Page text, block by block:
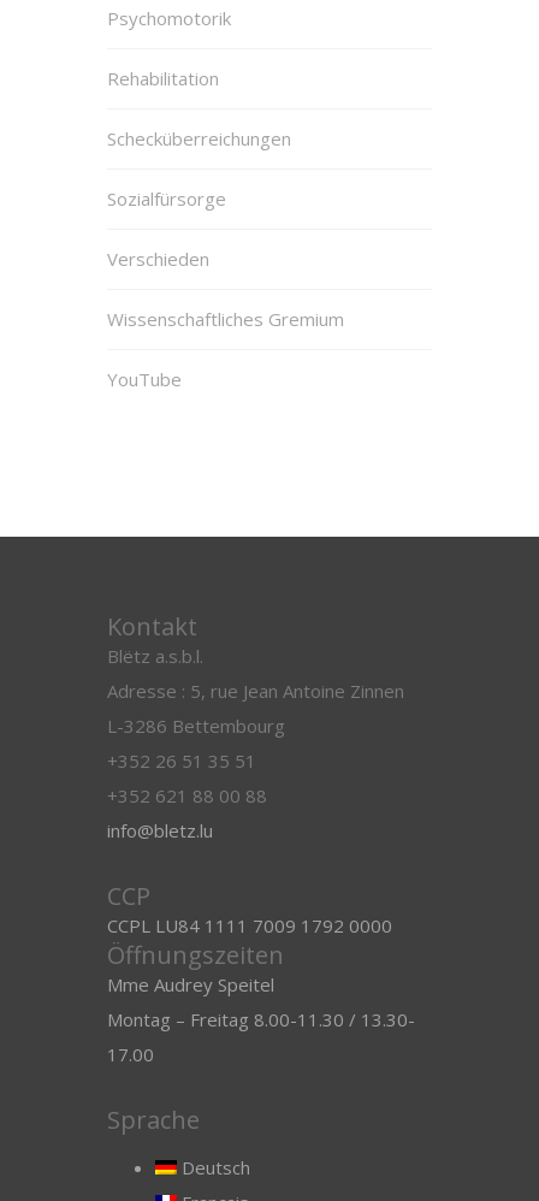
Psychomotorik
Rehabilitation
Schecküberreichungen
Sozialfürsorge
Verschieden
Wissenschaftliches Gremium
YouTube
Kontakt
Blëtz a.s.b.l.
Adresse : 5, rue Jean Antoine Zinnen
L-3286 Bettembourg
+352 26 51 35 51
+352 621 88 00 88
info@bletz.lu
CCP
CCPL LU84 1111 7009 1792 0000
Öffnungszeiten
Mme Audrey Speitel
Montag – Freitag 8.00-11.30 / 13.30-
17.00
Sprache
Deutsch